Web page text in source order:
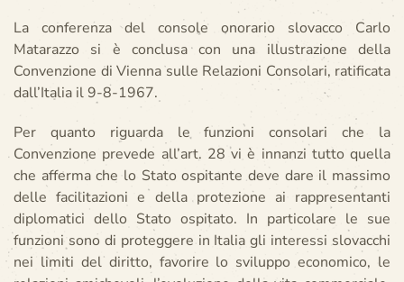
La conferenza del console onorario slovacco Carlo
Matarazzo si è conclusa con una illustrazione della
Convenzione di Vienna sulle Relazioni Consolari, ratificata
dall’Italia il 9-8-1967.
Per quanto riguarda le funzioni consolari che la
Convenzione prevede all’art. 28 vi è innanzi tutto quella
che afferma che lo Stato ospitante deve dare il massimo
delle facilitazioni e della protezione ai rappresentanti
diplomatici dello Stato ospitato. In particolare le sue
funzioni sono di proteggere in Italia gli interessi slovacchi
nei limiti del diritto, favorire lo sviluppo economico, le